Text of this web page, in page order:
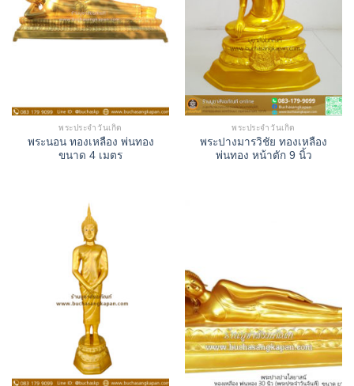
พระประจำวันเกิด
พระนอน ทองเหลือง พ่นทอง
ขนาด 4 เมตร
พระประจำวันเกิด
พระปางมารวิชัย ทองเหลือง
พ่นทอง หน้าตัก 9 นิ้ว